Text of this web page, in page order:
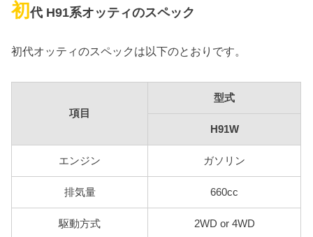
初代 H91系オッティのスペック
初代オッティのスペックは以下のとおりです。
項目
型式
H91W
エンジン ガソリン
排気量 660cc
駆動方式 2WD or 4WD